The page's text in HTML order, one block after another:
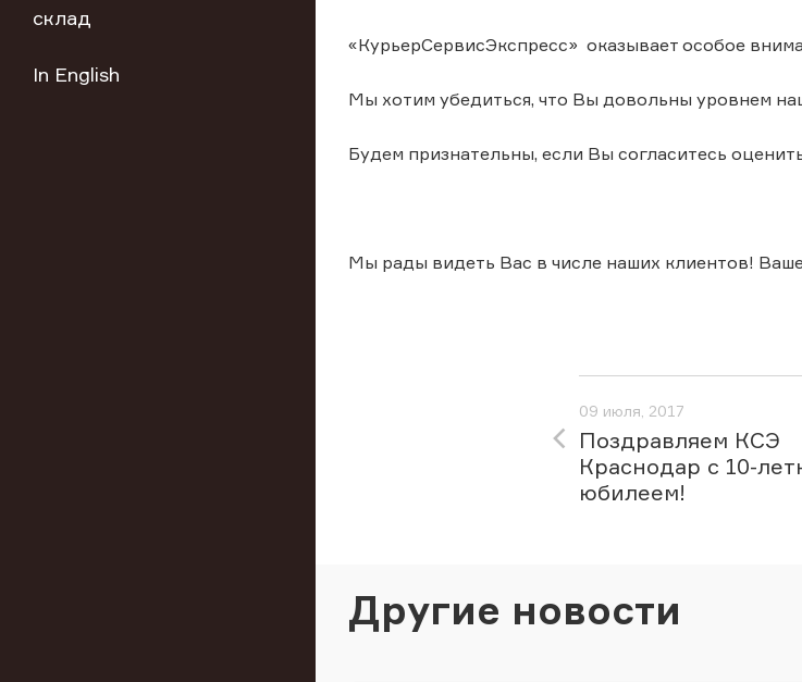
склад
In English
«КурьерСервисЭкспресс» оказывает особое
Мы хотим убедиться, что Вы довольны уровнем
Будем признательны, если Вы согласитесь
Мы рады видеть Вас в числе наших клиентов!
09 июля, 2017
Поздравляем КСЭ
Краснодар с 10-
юбилеем!
Другие новости